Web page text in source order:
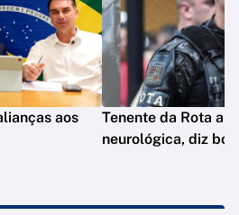
aos
Tenente da Rota
neurológica, diz